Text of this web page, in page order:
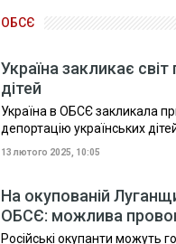
ОБСЄ
Україна закликає
дітей
Україна в ОБСЄ закликала
депортацію українських
13 лютого 2025, 10:05
На окупованій
ОБСЄ: можлива
Російські окупанти можуть